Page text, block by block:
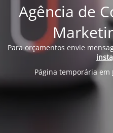
Agência de
Para orçamentos envie
Página temporária em